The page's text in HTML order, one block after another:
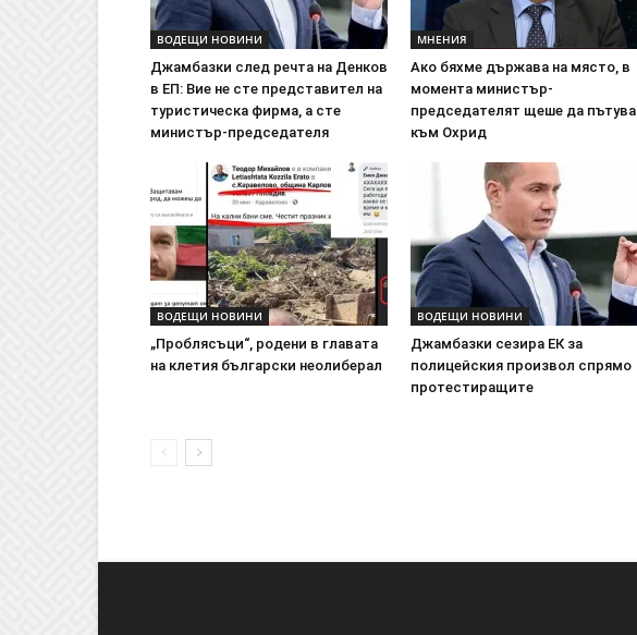
ВОДЕЩИ НОВИНИ
Джамбазки след речта на Денков
в ЕП: Вие не сте представител на
туристическа фирма, а сте
министър-председателя
МНЕНИЯ
Ако бяхме държава на място, в
момента министър-
председателят щеше да пътува
към Охрид
ВОДЕЩИ НОВИНИ
„Проблясъци“, родени в главата
на клетия български неолиберал
ВОДЕЩИ НОВИНИ
Джамбазки сезира ЕК за
полицейския произвол спрямо
протестиращите